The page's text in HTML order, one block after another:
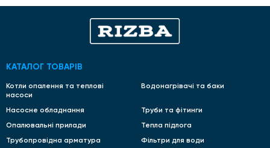
КАТАЛОГ ТОВАРІВ
Котли опалення та теплові
насоси
Водонагрівачі та баки
Насосне обладнання
Труби та фітинги
Опалювальні прилади
Тепла підлога
Трубопровідна арматура
Фільтри для води